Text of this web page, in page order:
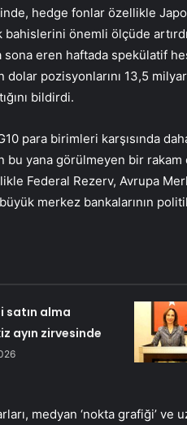
hedge fonlar özellikle
önemli ölçüde
sona eren haftada spekülatif
pozisyonlarını 13,5
bildirdi.
para birimleri karşısında
bu yana görülmeyen bir rakam
Federal Rezerv, Avrupa
merkez bankalarının
satın alma
ayın zirvesinde
medyan ‘nokta grafiği’ ve